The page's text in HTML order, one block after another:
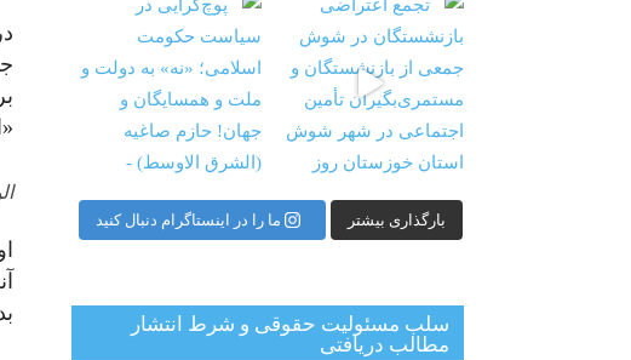
بارگذاری بیشتر ما را در اینستاگرام دنبال کنید
سلب مسئولیت حقوقی و شرط انتشار
مطالب دریافتی